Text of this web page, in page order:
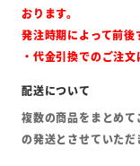
おります。
発注時期によって前後
・代金引換でのご注
複数の商品をまとめ
の発送とさせていただ